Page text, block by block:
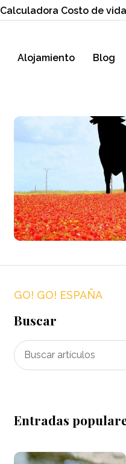
Calculadora Costo de vida
Alojamiento Blog
GO! GO! ESPAÑA
Buscar
Entradas